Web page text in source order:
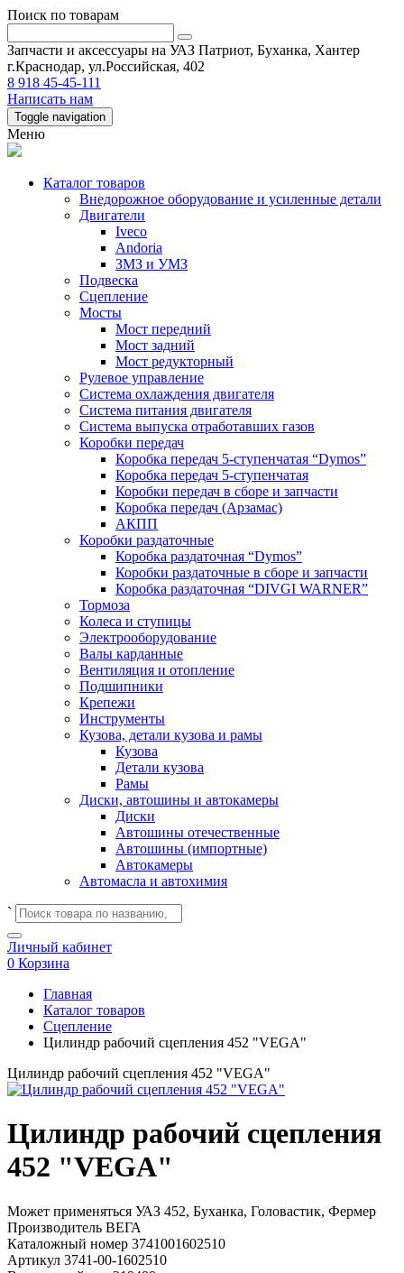
Поиск по товарам
Запчасти и аксессуары на УАЗ Патриот, Буханка, Хантер
г.Краснодар, ул.Российская, 402
8 918 45-45-111
Написать нам
Toggle navigation
Меню
Каталог товаров
Внедорожное оборудование и усиленные детали
Двигатели
Iveco
Andoria
ЗМЗ и УМЗ
Подвеска
Сцепление
Мосты
Мост передний
Мост задний
Мост редукторный
Рулевое управление
Система охлаждения двигателя
Система питания двигателя
Система выпуска отработавших газов
Коробки передач
Коробка передач 5-ступенчатая “Dymos”
Коробка передач 5-ступенчатая
Коробки передач в сборе и запчасти
Коробка передач (Арзамас)
АКПП
Коробки раздаточные
Коробка раздаточная “Dymos”
Коробки раздаточные в сборе и запчасти
Коробка раздаточная “DIVGI WARNER”
Тормоза
Колеса и ступицы
Электрооборудование
Валы карданные
Вентиляция и отопление
Подшипники
Крепежи
Инструменты
Кузова, детали кузова и рамы
Кузова
Детали кузова
Рамы
Диски, автошины и автокамеры
Диски
Автошины отечественные
Автошины (импортные)
Автокамеры
Автомасла и автохимия
`
Личный кабинет
0 Корзина
Главная
Каталог товаров
Сцепление
Цилиндр рабочий сцепления 452 "VEGA"
Цилиндр рабочий сцепления 452 "VEGA"
Цилиндр рабочий сцепления
452 "VEGA"
Может применяться УАЗ 452, Буханка, Головастик, Фермер
Производитель ВЕГА
Каталожный номер 3741001602510
Артикул 3741-00-1602510